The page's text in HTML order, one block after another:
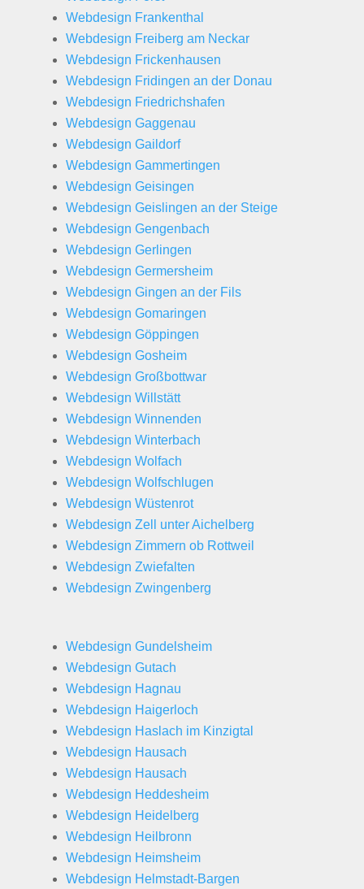
Webdesign Frankenthal
Webdesign Freiberg am Neckar
Webdesign Frickenhausen
Webdesign Fridingen an der Donau
Webdesign Friedrichshafen
Webdesign Gaggenau
Webdesign Gaildorf
Webdesign Gammertingen
Webdesign Geisingen
Webdesign Geislingen an der Steige
Webdesign Gengenbach
Webdesign Gerlingen
Webdesign Germersheim
Webdesign Gingen an der Fils
Webdesign Gomaringen
Webdesign Göppingen
Webdesign Gosheim
Webdesign Großbottwar
Webdesign Willstätt
Webdesign Winnenden
Webdesign Winterbach
Webdesign Wolfach
Webdesign Wolfschlugen
Webdesign Wüstenrot
Webdesign Zell unter Aichelberg
Webdesign Zimmern ob Rottweil
Webdesign Zwiefalten
Webdesign Zwingenberg
Webdesign Gundelsheim
Webdesign Gutach
Webdesign Hagnau
Webdesign Haigerloch
Webdesign Haslach im Kinzigtal
Webdesign Hausach
Webdesign Hausach
Webdesign Heddesheim
Webdesign Heidelberg
Webdesign Heilbronn
Webdesign Heimsheim
Webdesign Helmstadt-Bargen